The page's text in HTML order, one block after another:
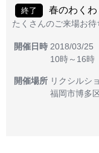
終了 春のわく
たくさんのご来場お待
開催日時 2018/03/25
10時～16時
開催場所 リクシルシ
福岡市博多